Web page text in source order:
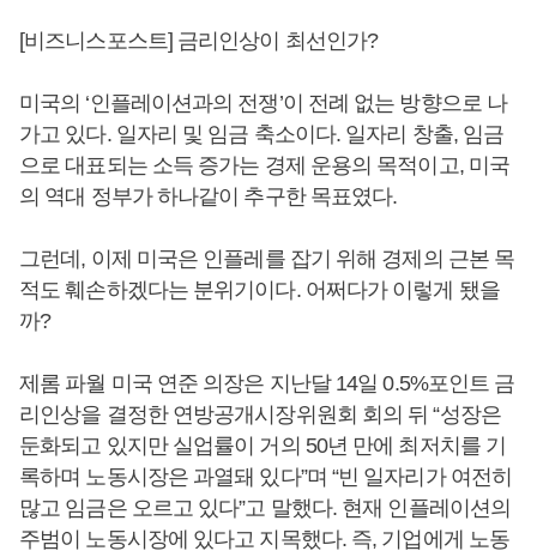
[비즈니스포스트] 금리인상이 최선인가?
미국의 ‘인플레이션과의 전쟁’이 전례 없는 방향으로 나
가고 있다. 일자리 및 임금 축소이다. 일자리 창출, 임금
으로 대표되는 소득 증가는 경제 운용의 목적이고, 미국
의 역대 정부가 하나같이 추구한 목표였다.
그런데, 이제 미국은 인플레를 잡기 위해 경제의 근본 목
적도 훼손하겠다는 분위기이다. 어쩌다가 이렇게 됐을
까?
제롬 파월 미국 연준 의장은 지난달 14일 0.5%포인트 금
리인상을 결정한 연방공개시장위원회 회의 뒤 “성장은
둔화되고 있지만 실업률이 거의 50년 만에 최저치를 기
록하며 노동시장은 과열돼 있다”며 “빈 일자리가 여전히
많고 임금은 오르고 있다”고 말했다. 현재 인플레이션의
주범이 노동시장에 있다고 지목했다. 즉, 기업에게 노동